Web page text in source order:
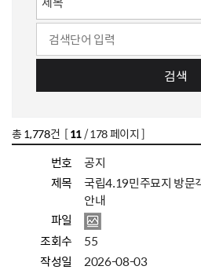
검색
총 1,778건 [11/ 178 페이지 ]
번호
공지
제목
국립4.19민주묘지 방문
안내
파일
조회수
55
작성일
2026-08-03